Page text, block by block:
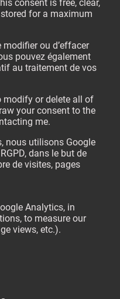
consent is free, clear,
for a maximum
ou d’effacer
pouvez également
au traitement de vos
modify or delete all of
your consent to the
me.
nous utilisons Google
dans le but de
de visites, pages
Analytics, in
to measure our
views, etc.).